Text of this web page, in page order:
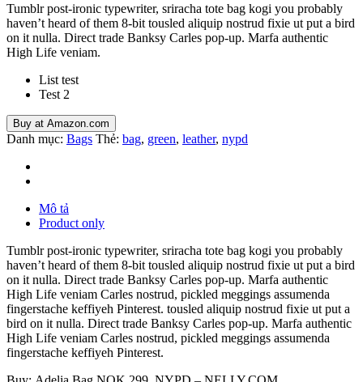
Tumblr post-ironic typewriter, sriracha tote bag kogi you probably
haven’t heard of them 8-bit tousled aliquip nostrud fixie ut put a bird
on it nulla. Direct trade Banksy Carles pop-up. Marfa authentic
High Life veniam.
List test
Test 2
Buy at Amazon.com
Danh mục: Bags Thẻ: bag, green, leather, nypd
Mô tả
Product only
Tumblr post-ironic typewriter, sriracha tote bag kogi you probably
haven’t heard of them 8-bit tousled aliquip nostrud fixie ut put a bird
on it nulla. Direct trade Banksy Carles pop-up. Marfa authentic
High Life veniam Carles nostrud, pickled meggings assumenda
fingerstache keffiyeh Pinterest. tousled aliquip nostrud fixie ut put a
bird on it nulla. Direct trade Banksy Carles pop-up. Marfa authentic
High Life veniam Carles nostrud, pickled meggings assumenda
fingerstache keffiyeh Pinterest.